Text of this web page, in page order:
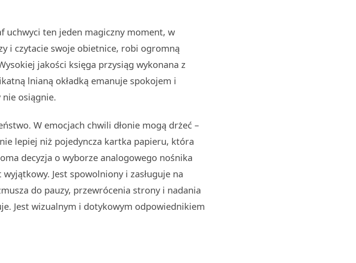
uchwyci ten jeden magiczny moment, w
i czytacie swoje obietnice, robi ogromną
jakości księga przysiąg wykonana z
lnianą okładką emanuje spokojem i
osiągnie.
W emocjach chwili dłonie mogą drżeć –
lepiej niż pojedyncza kartka papieru, która
decyzja o wyborze analogowego nośnika
Jest spowolniony i zasługuje na
do pauzy, przewrócenia strony i nadania
Jest wizualnym i dotykowym odpowiednikiem